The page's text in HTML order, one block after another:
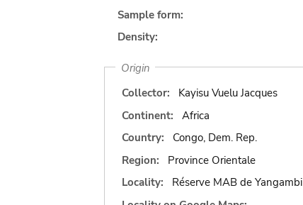
Sample form:
Density:
Origin
Collector:
Kayisu Vuelu Jacques
Continent:
Africa
Country:
Congo, Dem. Rep.
Region:
Province Orientale
Locality:
Réserve MAB de Yangambi